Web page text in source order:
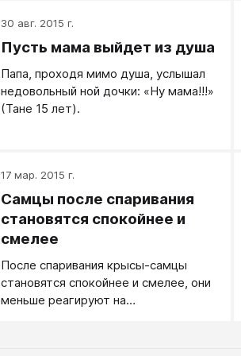
что под действием окситоцина
мужчины становятся более
окрашенным словам, связанным с
отношениями между людьми, однако
окситоцин не влияет на восприятие
30 авг. 2015 г.
Пусть мама выйдет из душа
Папа, проходя мимо душа, услышал
недовольный ной дочки: «Ну мама!!!»
(Тане 15 лет).
17 мар. 2015 г.
Самцы после спаривания
становятся спокойнее и
смелее
После спаривания крысы-самцы
становятся спокойнее и смелее, они
меньше реагируют на